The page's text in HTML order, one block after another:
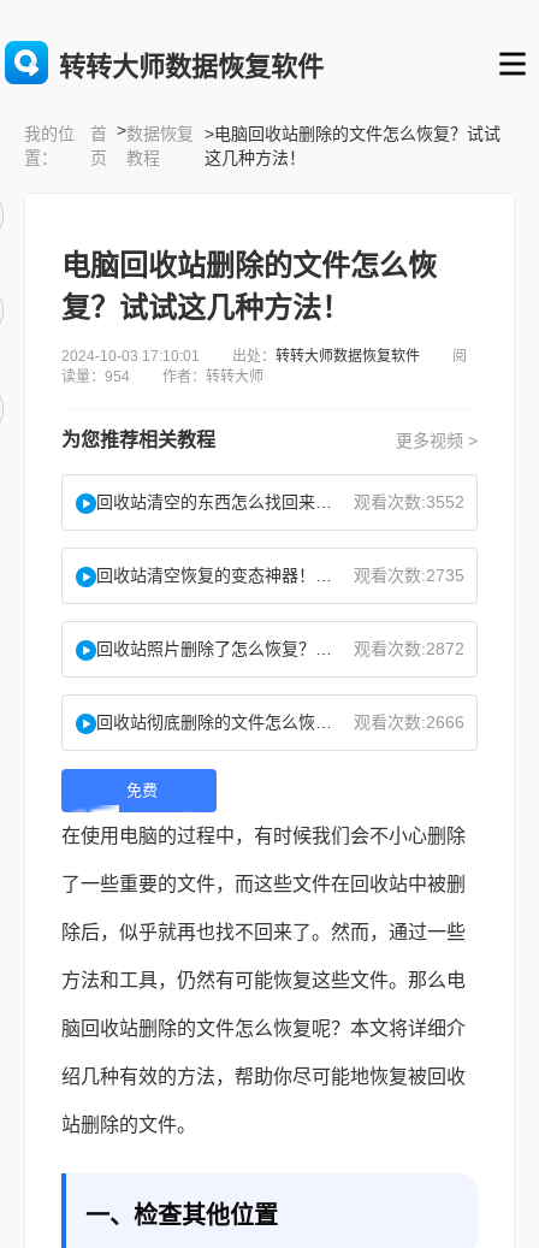
转转大师数据恢复软件
我的位
置：
首
页
>数据恢复
教程
>电脑回收站删除的文件怎么恢复？试试
这几种方法！
电脑回收站删除的文件怎么恢
复？试试这几种方法！
2024-10-03 17:10:01 出处： 转转大师数据恢复软件 阅
读量：954 作者：转转大师
为您推荐相关教程 更多视频 >
观看次数:3552
观看次数:2735
观看次数:2872
观看次数:2666
免费
下
载 |
在使用电脑的过程中，有时候我们会不小心删除
了一些重要的文件，而这些文件在回收站中被删
除后，似乎就再也找不回来了。然而，通过一些
方法和工具，仍然有可能恢复这些文件。那么 电
脑回收站删除的文件怎么恢复呢？本文将详细介
绍几种有效的方法，帮助你尽可能地恢复被回收
站删除的文件。
一、检查其他位置